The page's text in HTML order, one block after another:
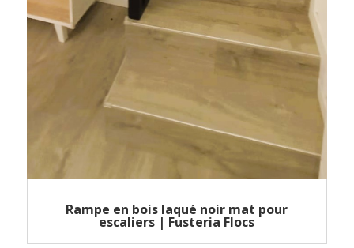
Rampe en bois laqué noir mat pour
escaliers | Fusteria Flocs